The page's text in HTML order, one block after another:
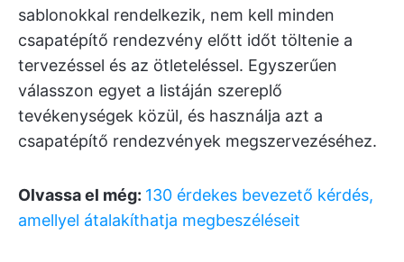
sablonokkal rendelkezik, nem kell minden
csapatépítő rendezvény előtt időt töltenie a
tervezéssel és az ötleteléssel. Egyszerűen
válasszon egyet a listáján szereplő
tevékenységek közül, és használja azt a
csapatépítő rendezvények megszervezéséhez.
Olvassa el még: 130 érdekes bevezető kérdés,
amellyel átalakíthatja megbeszéléseit